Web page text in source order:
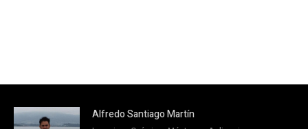
Alfredo Santiago Martín